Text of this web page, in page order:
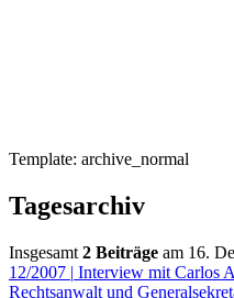
Template: archive_normal
Tagesarchiv
Insgesamt 2 Beiträge am 16.
12/2007 | Interview mit Carlos
Rechtsanwalt und